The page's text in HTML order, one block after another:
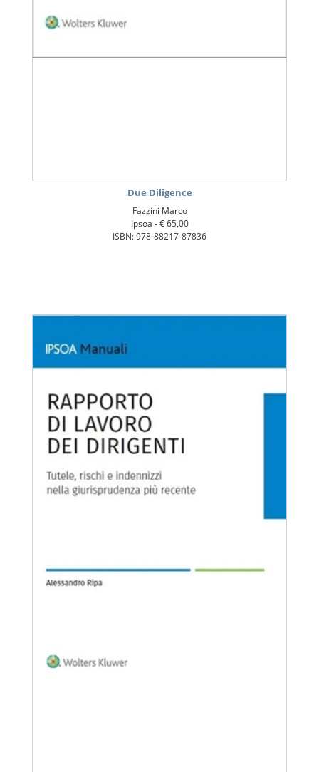
Due Diligence
Fazzini Marco
Ipsoa -€ 65,00
ISBN: 978-88217-87836